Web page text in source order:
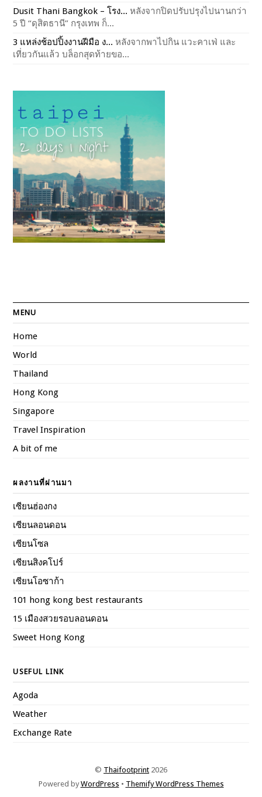
Dusit Thani Bangkok – โรง... หลังจากปิดปรับปรุงไปนานกว่า
5 ปี “ดุสิตธานี” กรุงเทพ ก็...
3 แหล่งช้อปปิ้งงานฝีมือ ง... หลังจากพาไปกิน แวะคาเฟ่ และ
เที่ยวกันแล้ว บล็อกสุดท้ายขอ...
MENU
Home
World
Thailand
Hong Kong
Singapore
Travel Inspiration
A bit of me
ผลงานที่ผ่านมา
เซียนฮ่องกง
เซียนลอนดอน
เซียนโซล
เซียนสิงคโปร์
เซียนโอซาก้า
101 hong kong best restaurants
15 เมืองสวยรอบลอนดอน
Sweet Hong Kong
USEFUL LINK
Agoda
Weather
Exchange Rate
© Thaifootprint 2026
Powered byWordPress • Themify WordPress Themes